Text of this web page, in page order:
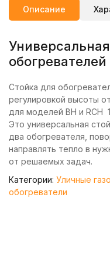
Описание
обогревателей
Стойка для
регулировкой высоты
для моделей BH и RCH
Это универсальная
два обогревателя,
направлять тепло в
от решаемых задач.
Категории: Уличные
обогреватели